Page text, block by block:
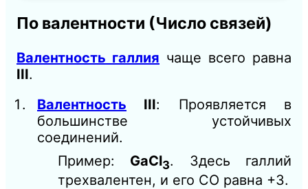
По валентности (Число связей)
Валентность галлия чаще всего равна
III.
Валентность III: Проявляется в
большинстве устойчивых
соединений.
Пример: GaCl3. Здесь галлий
трехвалентен, и его СО равна +3.